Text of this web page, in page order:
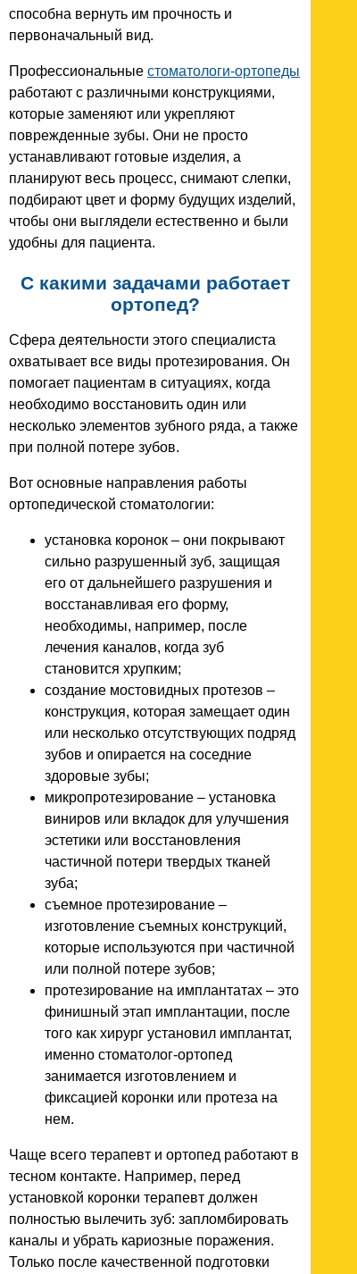
способна вернуть им прочность и
первоначальный вид.
Профессиональные стоматологи-ортопеды
работают с различными конструкциями,
которые заменяют или укрепляют
поврежденные зубы. Они не просто
устанавливают готовые изделия, а
планируют весь процесс, снимают слепки,
подбирают цвет и форму будущих изделий,
чтобы они выглядели естественно и были
удобны для пациента.
С какими задачами работает
ортопед?
Сфера деятельности этого специалиста
охватывает все виды протезирования. Он
помогает пациентам в ситуациях, когда
необходимо восстановить один или
несколько элементов зубного ряда, а также
при полной потере зубов.
Вот основные направления работы
ортопедической стоматологии:
установка коронок – они покрывают
сильно разрушенный зуб, защищая
его от дальнейшего разрушения и
восстанавливая его форму,
необходимы, например, после
лечения каналов, когда зуб
становится хрупким;
создание мостовидных протезов –
конструкция, которая замещает один
или несколько отсутствующих подряд
зубов и опирается на соседние
здоровые зубы;
микропротезирование – установка
виниров или вкладок для улучшения
эстетики или восстановления
частичной потери твердых тканей
зуба;
съемное протезирование –
изготовление съемных конструкций,
которые используются при частичной
или полной потере зубов;
протезирование на имплантатах – это
финишный этап имплантации, после
того как хирург установил имплантат,
именно стоматолог-ортопед
занимается изготовлением и
фиксацией коронки или протеза на
нем.
Чаще всего терапевт и ортопед работают в
тесном контакте. Например, перед
установкой коронки терапевт должен
полностью вылечить зуб: запломбировать
каналы и убрать кариозные поражения.
Только после качественной подготовки